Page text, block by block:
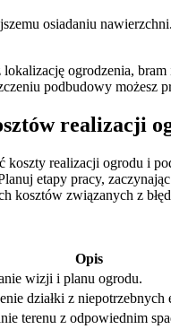
osiadaniu
ogrodzenia,
podbudowy możesz
realizacji
realizacji ogrodu i
etapy pracy,
kosztów związanych z
Opis
wizji i planu ogrodu.
działki z niepotrzebnych
terenu z odpowiednim